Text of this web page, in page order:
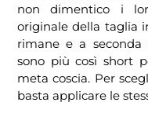
non dimentico i
originale della taglia
rimane e a
sono più così short
meta coscia. Per
basta applicare le